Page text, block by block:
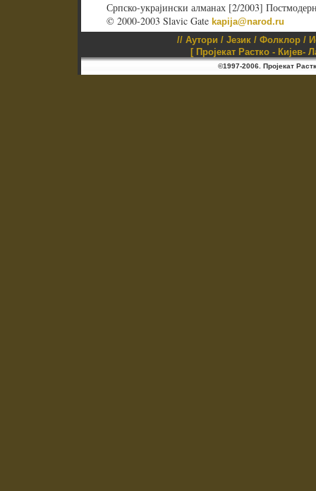
Српско-украјински алманах [2/2003]
© 2000-2003 Slavic Gate kapija@narod.ru
// Аутори / Језик / Фолклор /
[ Пројекат Растко - Кијев-
©1997-2006. Пројекат